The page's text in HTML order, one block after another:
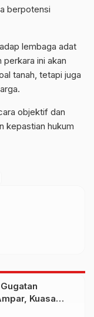
berpotensi
lembaga adat
ini akan
tanah, tetapi juga
objektif dan
kepastian hukum
Kuasa
Ikut Tergugat di